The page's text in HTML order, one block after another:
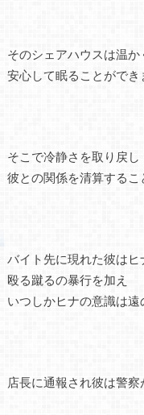
そのシェアハウスは温
安心して眠ることができ
そこで冷静さを取り戻し
彼との関係を清算するこ
バイト先に現れた彼はヒ
殴る蹴るの暴行を加え
いつしかヒナの意識は遠
店長に通報され彼は警察